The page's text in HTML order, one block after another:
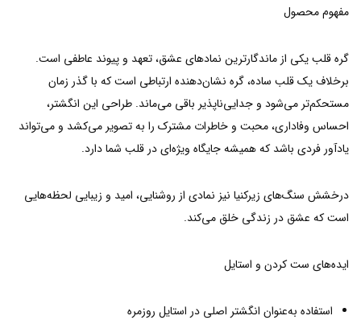
مفهوم محصول
گره قلب یکی از ماندگارترین نمادهای عشق، تعهد و پیوند عاطفی است.
برخلاف یک قلب ساده، گره نشان‌دهنده ارتباطی است که با گذر زمان
مستحکم‌تر می‌شود و جدایی‌ناپذیر باقی می‌ماند. طراحی این انگشتر،
احساس وفاداری، محبت و خاطرات مشترک را به تصویر می‌کشد و می‌تواند
یادآور فردی باشد که همیشه جایگاه ویژه‌ای در قلب شما دارد.
درخشش سنگ‌های زیرکنیا نیز نمادی از روشنایی، امید و زیبایی لحظه‌هایی
است که عشق در زندگی خلق می‌کند.
ایده‌های ست کردن و استایل
استفاده به‌عنوان انگشتر اصلی در استایل روزمره